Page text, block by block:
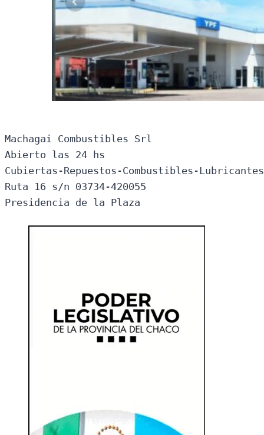
Machagai Combustibles Srl
Abierto las 24 hs
Cubiertas-Repuestos-Combustibles-
Ruta 16 s/n 03734-420055
Presidencia de la Plaza